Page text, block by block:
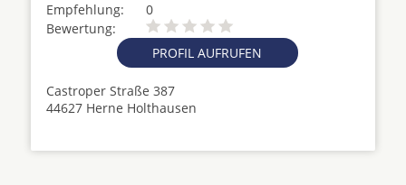
Empfehlung:
0
Bewertung:
PROFIL AUFRUFEN
Castroper Straße 387
44627 Herne Holthausen